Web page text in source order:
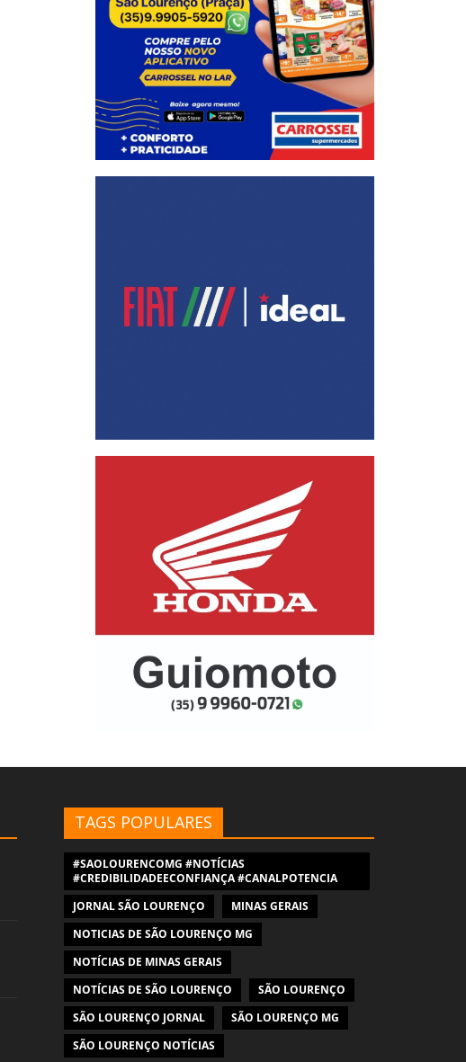
TAGS POPULARES
#SAOLOURENCOMG #NOTÍCIAS
#CREDIBILIDADEECONFIANÇA #CANALPOTENCIA
JORNAL SÃO LOURENÇO
MINAS GERAIS
NOTICIAS DE SÃO LOURENÇO MG
NOTÍCIAS DE MINAS GERAIS
NOTÍCIAS DE SÃO LOURENÇO
SÃO LOURENÇO
SÃO LOURENÇO JORNAL
SÃO LOURENÇO MG
SÃO LOURENÇO NOTÍCIAS